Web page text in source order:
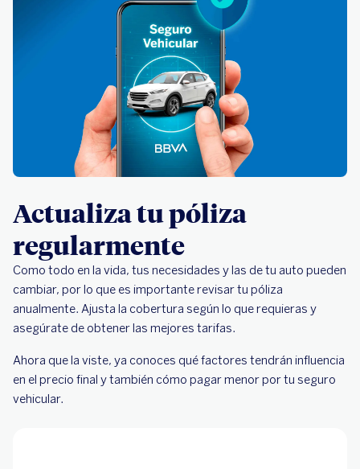
Actualiza tu póliza
regularmente
Como todo en la vida, tus necesidades y las de tu auto pueden
cambiar, por lo que es importante revisar tu póliza
anualmente. Ajusta la cobertura según lo que requieras y
asegúrate de obtener las mejores tarifas.
Ahora que la viste, ya conoces qué factores tendrán influencia
en el precio final y también cómo pagar menor por tu seguro
vehicular.